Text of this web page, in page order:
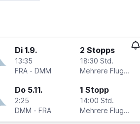
Di 1.9.
13:35
FRA- DMM
2 Stopps
18:30 Std.
Mehrere Fluglinien
Do 5.11.
2:25
DMM - FRA
1 Stopp
14:00 Std.
Mehrere Fluglinien